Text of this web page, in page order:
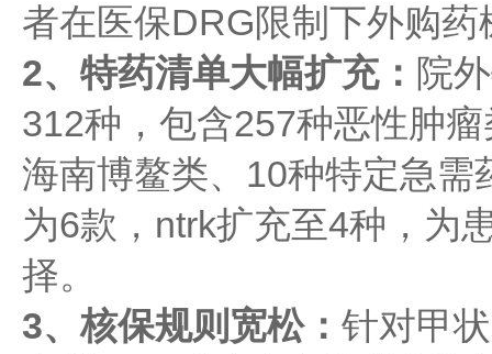
者在医保DRG限制下外购
2、特药清单大幅扩充： 院
312种，包含257种恶性肿
海南博鳌类、10种特定急需
为6款，ntrk扩充至4种，为
择。
3、核保规则宽松： 针对甲